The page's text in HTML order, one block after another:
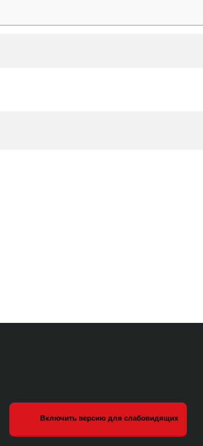
Включить версию для слабовидящих